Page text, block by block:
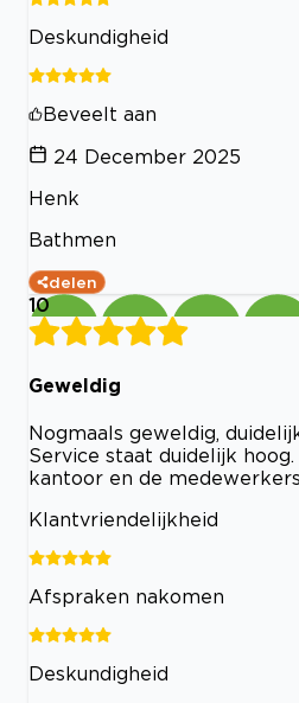
Deskundigheid
Beveelt aan
24 December 2025
Henk
Bathmen
delen
10
Geweldig
Nogmaals geweldig,
Service staat duidelijk
kantoor en de
Klantvriendelijkheid
Afspraken nakomen
Deskundigheid